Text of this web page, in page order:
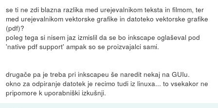
se ti ne zdi blazna razlika med urejevalnikom teksta in filmom, ter
med urejevalnikom vektorske grafike in datoteko vektorske grafike
(pdf)?
poleg tega si nisem jaz izmislil da se bo inkscape oglaševal pod
'native pdf support' ampak so se proizvajalci sami.
drugače pa je treba pri inkscapeu še naredit nekaj na GUIu.
okno za odpiranje datotek je recimo tudi iz linuxa... to vsekakor ne
pripomore k uporabniški izkušnji.